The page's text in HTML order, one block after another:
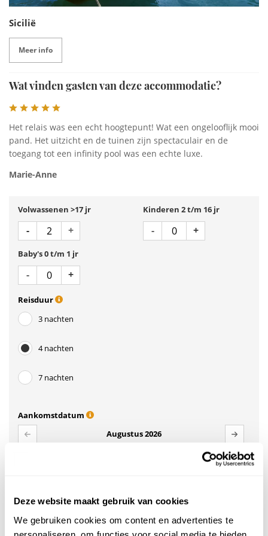
Deze website maakt gebruik van cookies
We gebruiken cookies om content en advertenties te
Sicilië
Meer info
Wat vinden gasten van deze accommodatie?
Het relais was een echt hoogtepunt! Wat een ongelooflijk mooi
pand. Het uitzicht en de tuinen zijn spectaculair en de
toegang tot een infinity pool was een echte luxe.
Marie-Anne
Volwassenen >17 jr
-Min 1 +Plus 1
Kinderen 2 t/m 16 jr
-Min 1 +Plus 1
Baby's 0 t/m 1 jr
-Min 1 +Plus 1
Reisduur
3 nachten
4 nachten
7 nachten
Aankomstdatum
Augustus 2026
za zo
3 4 5 6 7
10 11 12 13 14 15 16